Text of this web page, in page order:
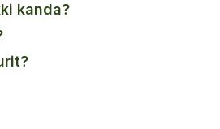
kanda?